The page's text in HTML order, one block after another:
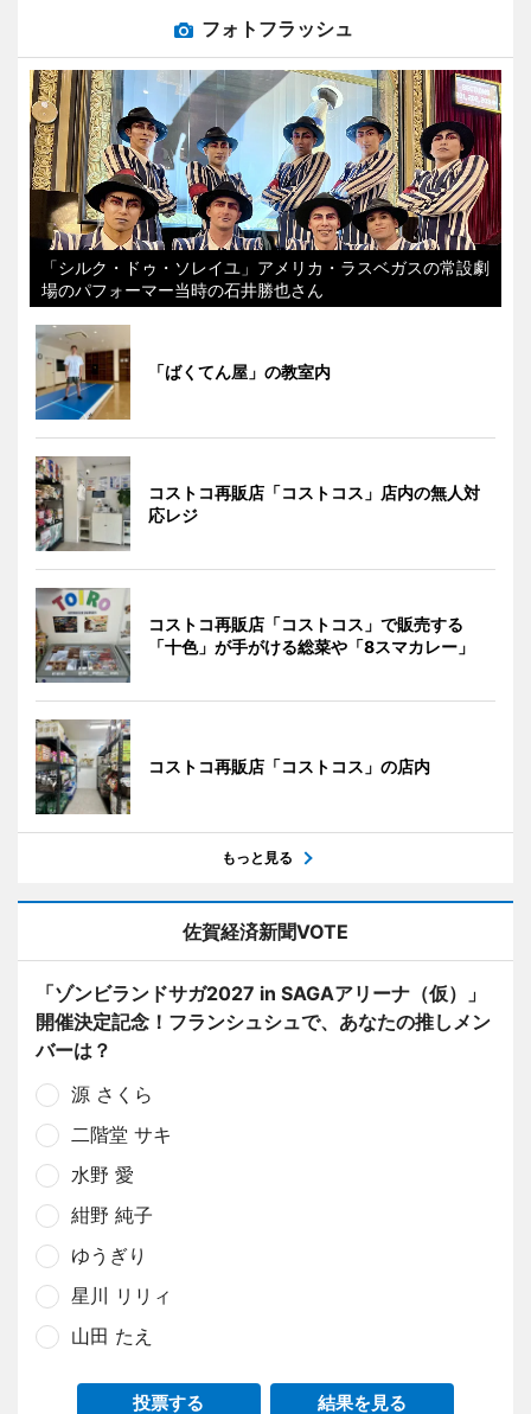
フォトフラッシュ
「シルク・ドゥ・ソレイユ」アメリカ・ラスベガスの常設劇
場のパフォーマー当時の石井勝也さん
「ばくてん屋」の教室内
コストコ再販店「コストコス」店内の無人対
応レジ
コストコ再販店「コストコス」で販売する
「十色」が手がける総菜や「8スマカレー」
コストコ再販店「コストコス」の店内
もっと見る
佐賀経済新聞VOTE
「ゾンビランドサガ2027 in SAGAアリーナ（仮）」
開催決定記念！フランシュシュで、あなたの推しメン
バーは？
源 さくら
二階堂 サキ
水野 愛
紺野 純子
ゆうぎり
星川 リリィ
山田 たえ
投票する 結果を見る